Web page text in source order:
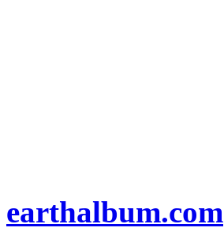
earthalbum.com